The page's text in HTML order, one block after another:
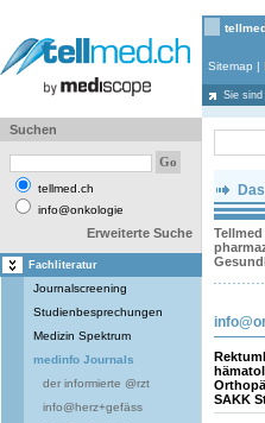
Sitemap |
Sie sind
Suchen
tellmed.ch
info@onkologie
Erweiterte Suche
Fachliteratur
Journalscreening
Studienbesprechungen
Medizin Spektrum
medinfo Journals
der informierte @rzt
info@herz+gefäss
SAKK